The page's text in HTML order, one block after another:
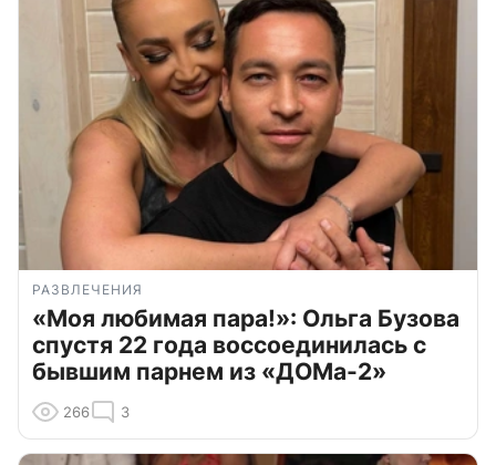
РАЗВЛЕЧЕНИЯ
«Моя любимая пара!»: Ольга Бузова
спустя 22 года воссоединилась с
бывшим парнем из «ДОМа-2»
266 3